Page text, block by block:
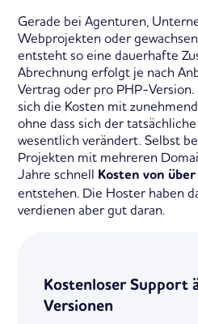
Gerade bei Agenturen,
Webprojekten oder
entsteht so eine dauerhafte
Abrechnung erfolgt je nach
Vertrag oder pro PHP-
sich die Kosten mit
ohne dass sich der
wesentlich verändert. Selbst
Projekten mit mehreren
Jahre schnell Kosten von
entstehen. Die Hoster haben
verdienen aber gut daran.
Kostenloser Support
Versionen